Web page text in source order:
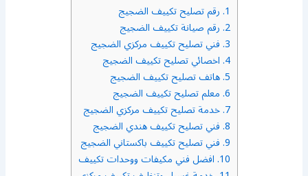
1. رقم تصليح تكييف الضجيج
2. رقم صيانة تكييف الضجيج
3. فني تصليح تكييف مركزي الضجيج
4. اخصائي تصليح تكييف الضجيج
5. هاتف تصليح تكييف الضجيج
6. معلم تصليح تكييف الضجيج
7. خدمة تصليح تكييف مركزي الضجيج
8. فني تصليح تكييف هندي الضجيج
9. فني تصليح تكييف باكستاني الضجيج
10. افضل فني مكيفات ووحدات تكييف